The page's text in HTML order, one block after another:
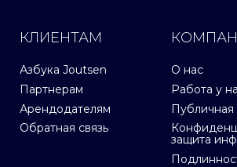
КЛИЕНТАМ
Азбука Joutsen
Партнерам
Арендодателям
Обратная связь
О нас
Работа у
Публичная
защита